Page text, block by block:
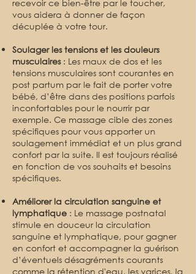
recevoir ce bien-être par le toucher,
vous aidera à donner de façon
décuplée à votre tour.
Soulager les tensions et les douleurs
musculaires : Les maux de dos et les
tensions musculaires sont courantes en
post partum par le fait de porter votre
bébé, d’être dans des positions parfois
inconfortables pour le nourrir par
exemple. Ce massage cible des zones
spécifiques pour vous apporter un
soulagement immédiat et un plus grand
confort par la suite. Il est toujours réalisé
en fonction de vos souhaits et besoins
spécifiques.
Améliorer la circulation sanguine et
lymphatique : Le massage postnatal
stimule en douceur la circulation
sanguine et lymphatique, pour gagner
en confort et accompagner la guérison
d’éventuels désagréments courants
comme la rétention d'eau, les varices, la